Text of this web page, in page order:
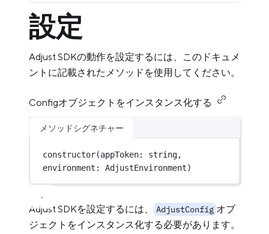
設定
Adjust SDKの動作を設定するには、このドキュメ
ントに記載されたメソッドを使用してください。
Configオブジェクトをインスタンス化する
メソッドシグネチャー
constructor(appToken: string,
environment: AdjustEnvironment)
Adjust SDKを設定するには、 AdjustConfig オブ
ジェクトをインスタンス化する必要があります。